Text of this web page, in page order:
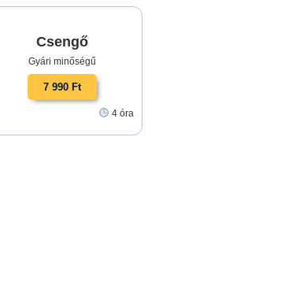
Csengő
Gyári minőségű
7 990 Ft
4 óra